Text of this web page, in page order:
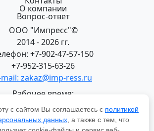
О компании
Вопрос-ответ
ООО "Импресс"©
2014 - 2026 гг.
+7-902-47-57-150
+7-952-315-63-26
zakaz@imp-ress.ru
Рабочее время:
пт 08:00-18:00 (МСК+2)
Пермский край
с сайтом Вы соглашаетесь с политикой
данных , а также с тем, что